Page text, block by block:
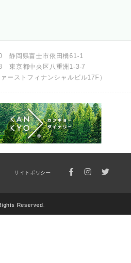
静岡県富士市依田橋61-1
東京都中央区八重洲1-3-7
ァーストフィナンシャルビル17F）
サイトポリシー
Reserved.